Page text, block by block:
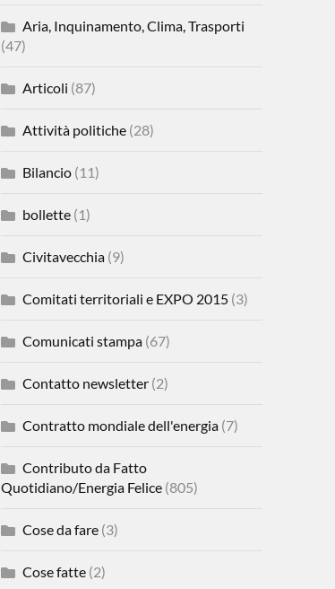
Aria, Inquinamento, Clima, Trasporti
(47)
Articoli (87)
Attività politiche(28)
Bilancio(11)
bollette(1)
Civitavecchia(9)
Comitati territoriali e EXPO 2015(3)
Comunicati stampa(67)
Contatto newsletter(2)
Contratto mondiale dell'energia(7)
Contributo da Fatto
Quotidiano/Energia Felice(805)
Cose da fare(3)
Cose fatte(2)